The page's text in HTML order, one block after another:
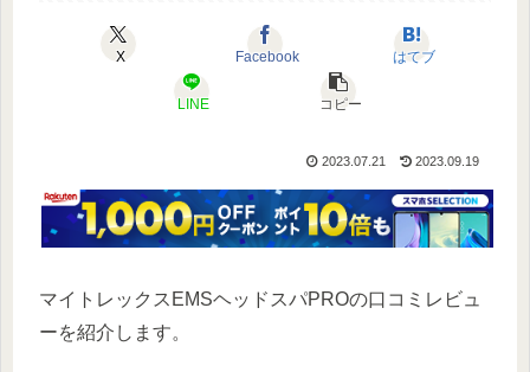
X Facebook はてブ
LINE コピー
2023.07.21 2023.09.19
マイトレックスEMSヘッドスパPROの口コミレビュ
ーを紹介します。